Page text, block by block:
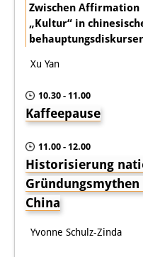
Zwischen Affirmation
„Kultur“ in
Xu Yan
10.30 - 11.00
Kaffeepause
11.00 - 12.00
Historisierung
China
Yvonne Schulz-Zinda